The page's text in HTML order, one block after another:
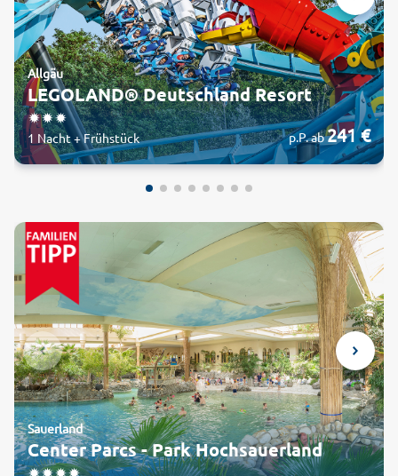
Allgäu
LEGOLAND® Deutschland Resort
1 Nacht + Frühstück p.P. ab241 €
Sauerland
Center Parcs - Park Hochsauerland